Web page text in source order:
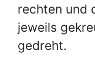
rechten und
jeweils
gedreht.